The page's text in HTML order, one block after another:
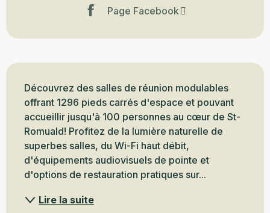
Page Facebook
Description
Découvrez des salles de réunion modulables
offrant 1296 pieds carrés d'espace et pouvant
accueillir jusqu'à 100 personnes au cœur de St-
Romuald! Profitez de la lumière naturelle de
superbes salles, du Wi-Fi haut débit,
d'équipements audiovisuels de pointe et
d'options de restauration pratiques sur...
Lire la suite